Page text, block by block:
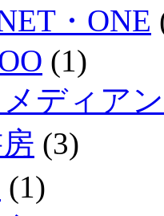
・ONE
(1)
ディアン
(3)
(1)